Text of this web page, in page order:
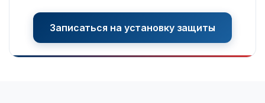
Записаться на установку защиты